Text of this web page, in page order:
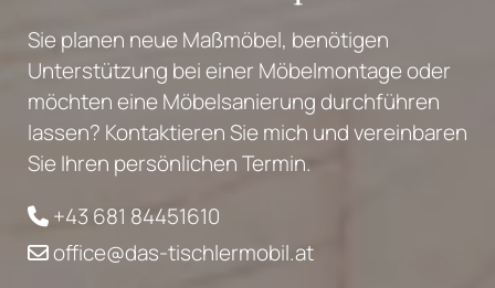
Sie planen neue Maßmöbel, benötigen
Unterstützung bei einer Möbelmontage oder
möchten eine Möbelsanierung durchführen
lassen? Kontaktieren Sie mich und vereinbaren
Sie Ihren persönlichen Termin.
 +43 681 84451610
 office@das-tischlermobil.at